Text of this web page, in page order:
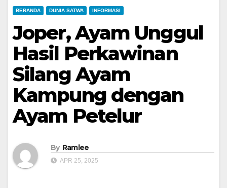
BERANDA DUNIA SATWA INFORMASI
Joper, Ayam Unggul
Hasil Perkawinan
Silang Ayam
Kampung dengan
Ayam Petelur
By Ramlee
APR 25, 2025